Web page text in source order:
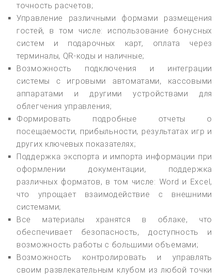
точность расчетов;
Управление различными формами размещения
гостей, в том числе: использование бонусных
систем и подарочных карт, оплата через
терминалы, QR-коды и наличные;
Возможность подключения и интеграции
системы с игровыми автоматами, кассовыми
аппаратами и другими устройствами для
облегчения управления;
Формировать подробные отчеты о
посещаемости, прибыльности, результатах игр и
других ключевых показателях;
Поддержка экспорта и импорта информации при
оформлении документации, поддержка
различных форматов, в том числе: Word и Excel,
что упрощает взаимодействие с внешними
системами;
Все материалы хранятся в облаке, что
обеспечивает безопасность, доступность и
возможность работы с большими объемами;
Возможность контролировать и управлять
своим развлекательным клубом из любой точки